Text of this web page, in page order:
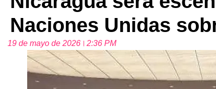
Naciones Unidas
19 de mayo de 2026 2:36 PM